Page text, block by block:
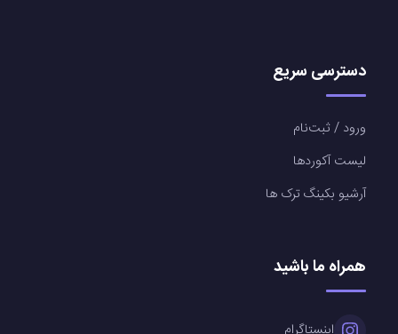
دسترسی سریع
ورود / ثبت‌نام
لیست آکوردها
آرشیو بکینگ ترک ها
همراه ما باشید